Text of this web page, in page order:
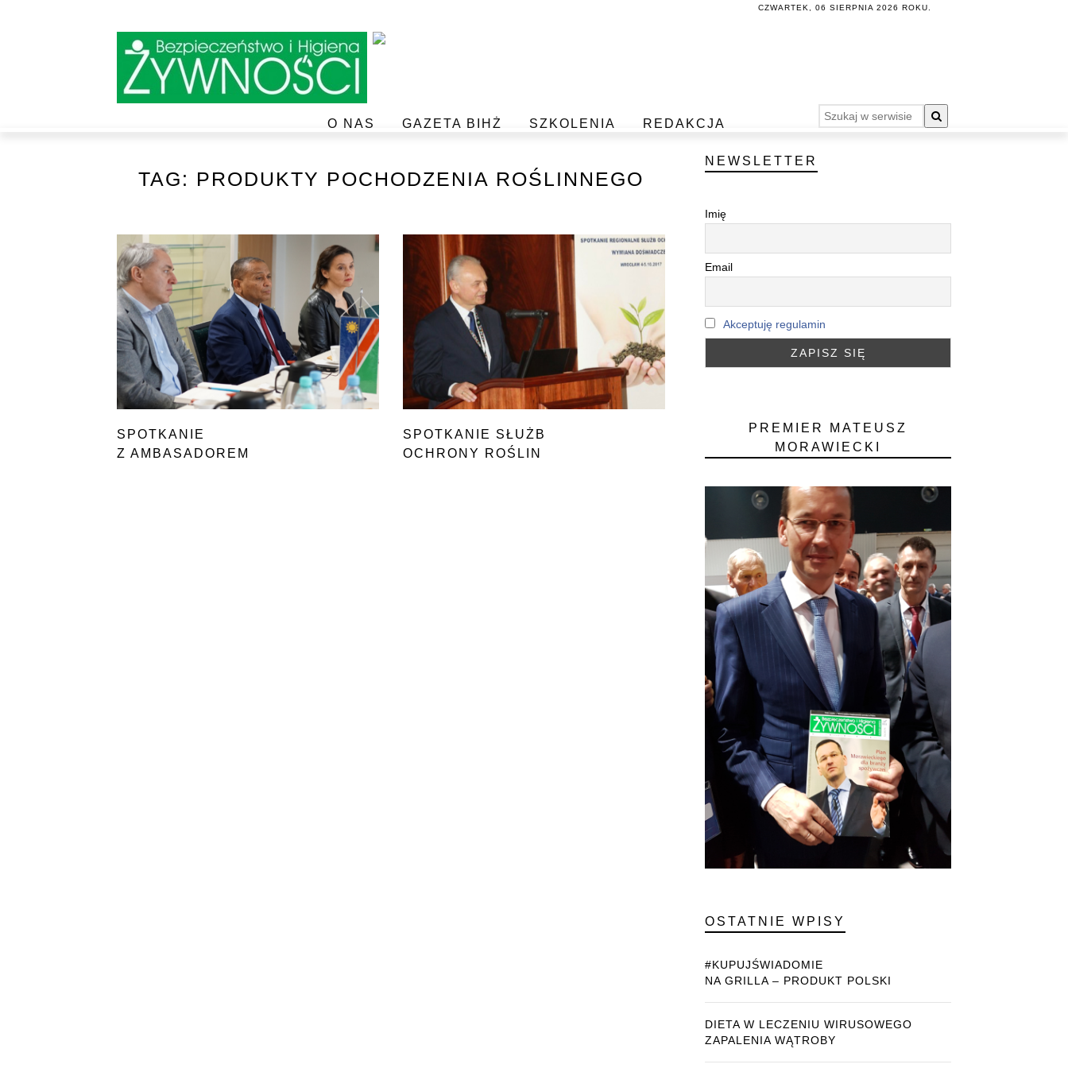
CZWARTEK, 06 SIERPNIA 2026 ROKU.
O NAS GAZETA BIHŻ SZKOLENIA REDAKCJA
TAG: PRODUKTY POCHODZENIA ROŚLINNEGO
SPOTKANIE
Z AMBASADOREM
SPOTKANIE SŁUŻB
OCHRONY ROŚLIN
NEWSLETTER
Imię
Email
Akceptuję regulamin
PREMIER MATEUSZ
MORAWIECKI
OSTATNIE WPISY
#KUPUJŚWIADOMIE
NA GRILLA – PRODUKT POLSKI
DIETA W LECZENIU WIRUSOWEGO
ZAPALENIA WĄTROBY